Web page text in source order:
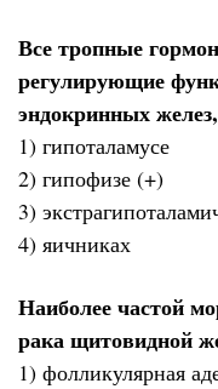
Все тропные
регулирующие
эндокринных
1) гипоталамусе
2) гипофизе (+)
3)
4) яичниках
Наиболее частой
рака щитовидной
1) фолликулярная